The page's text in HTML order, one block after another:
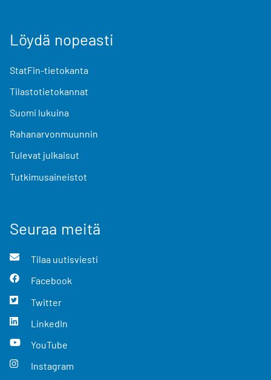
Löydä nopeasti
StatFin-tietokanta
Tilastotietokannat
Suomi lukuina
Rahanarvonmuunnin
Tulevat julkaisut
Tutkimusaineistot
Seuraa meitä
Tilaa uutisviesti
Facebook
Twitter
LinkedIn
YouTube
Instagram